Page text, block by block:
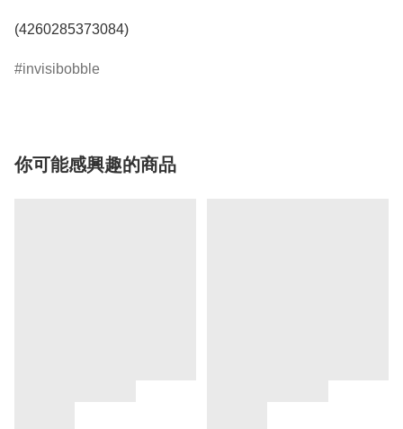
(4260285373084)
invisibobble
你可能感興趣的商品